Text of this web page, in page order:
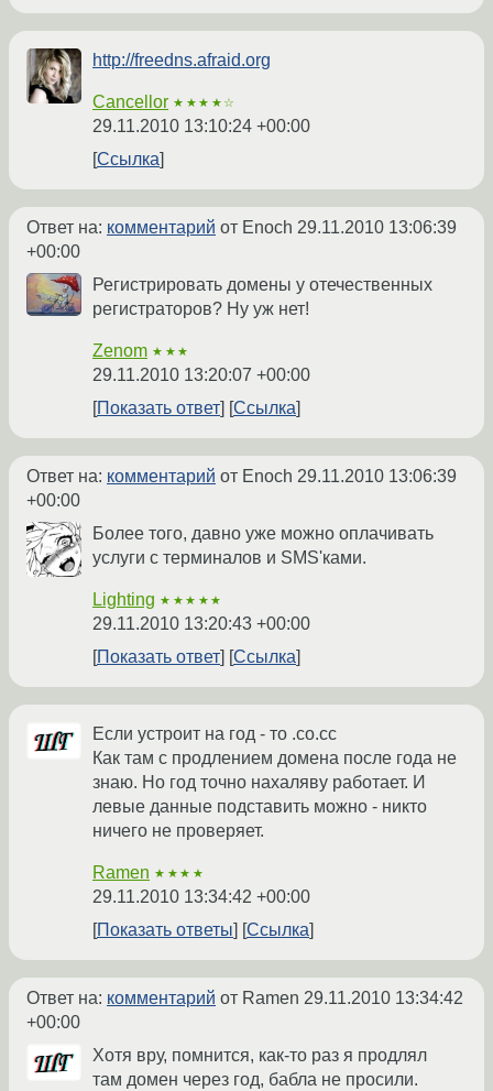
http://freedns.afraid.org
Cancellor ★★★★☆
29.11.2010 13:10:24 +00:00
Ссылка
Ответ на: комментарий от Enoch 29.11.2010 13:06:39
+00:00
Регистрировать домены у отечественных
регистраторов? Ну уж нет!
Zenom ★★★
29.11.2010 13:20:07 +00:00
Показать ответ
Ссылка
Ответ на: комментарий от Enoch 29.11.2010 13:06:39
+00:00
Более того, давно уже можно оплачивать
услуги с терминалов и SMS'ками.
Lighting ★★★★★
29.11.2010 13:20:43 +00:00
Показать ответ
Ссылка
Если устроит на год - то .co.cc
Как там с продлением домена после года не
знаю. Но год точно нахаляву работает. И
левые данные подставить можно - никто
ничего не проверяет.
Ramen ★★★★
29.11.2010 13:34:42 +00:00
Показать ответы
Ссылка
Ответ на: комментарий от Ramen 29.11.2010 13:34:42
+00:00
Хотя вру, помнится, как-то раз я продлял
там домен через год, бабла не просили.